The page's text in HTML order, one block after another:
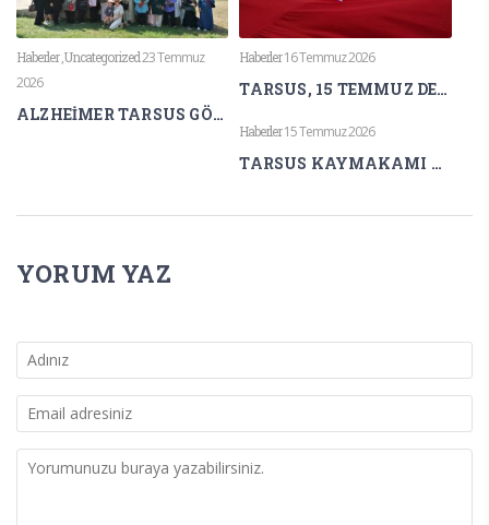
Haberler,Uncategorized23 Temmuz
2026
ALZHEİMER TARSUS GÖNÜLLÜLERİNDEN LAVANTA KOKULARI ARASINDA FARKINDALIK ETKİNLİĞİ
Haberler16 Temmuz 2026
TARSUS, 15 TEMMUZ DEMOKRASİ VE MİLLÎ BİRLİK GÜNÜ’NDE TEK YÜREK OLDU
Haberler15 Temmuz 2026
TARSUS KAYMAKAMI AKYÜZ’DEN 15 TEMMUZ MESAJI
YORUM YAZ